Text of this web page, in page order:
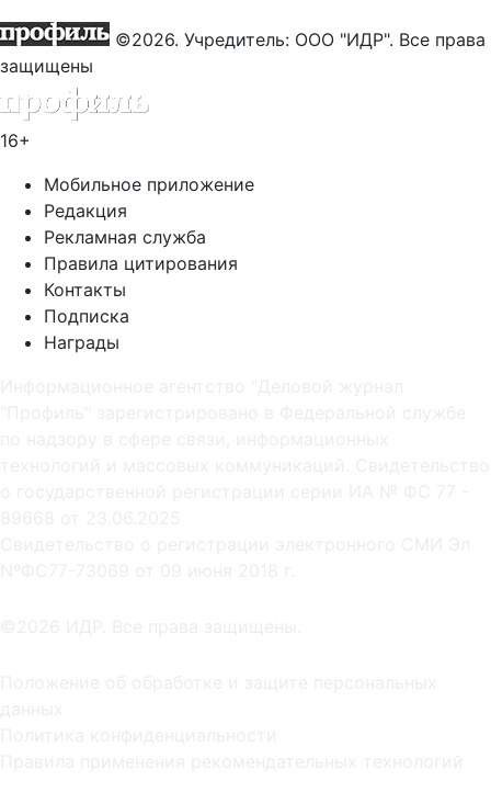
©2026. Учредитель: ООО "ИДР". Все права
защищены
16+
Мобильное приложение
Редакция
Рекламная служба
Правила цитирования
Контакты
Подписка
Награды